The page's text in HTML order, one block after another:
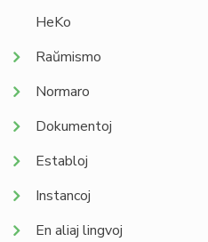
HeKo
Raŭmismo
Normaro
Dokumentoj
Establoj
Instancoj
En aliaj lingvoj